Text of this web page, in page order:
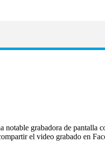
grabadora de pantalla
el video grabado en